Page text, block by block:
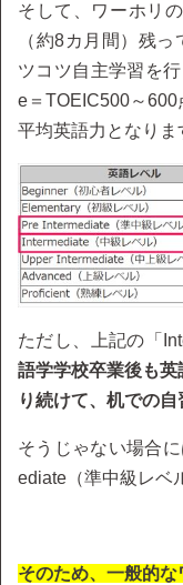
そして、ワーホリ
（約8カ月間）残
ツコツ自主学習を
e＝TOEIC500～
平均英語力となりま
ただし、上記の「
語学学校卒業後も
り続けて、机での
そうじゃない場合
ediate（準中級レベ
そのため、一般的な